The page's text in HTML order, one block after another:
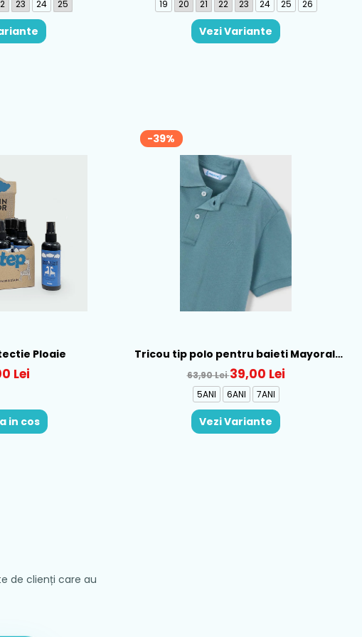
23 24 25 19 20 21 22 23 24 25 26
Vezi Variante
Ploaie
Lei
in cos
-39%
Tricou tip polo pentru baieti Mayoral,
Verde - 150-12
63,90 Lei39,00 Lei
5ANI 6ANI 7ANI
Vezi Variante
de clienți care au